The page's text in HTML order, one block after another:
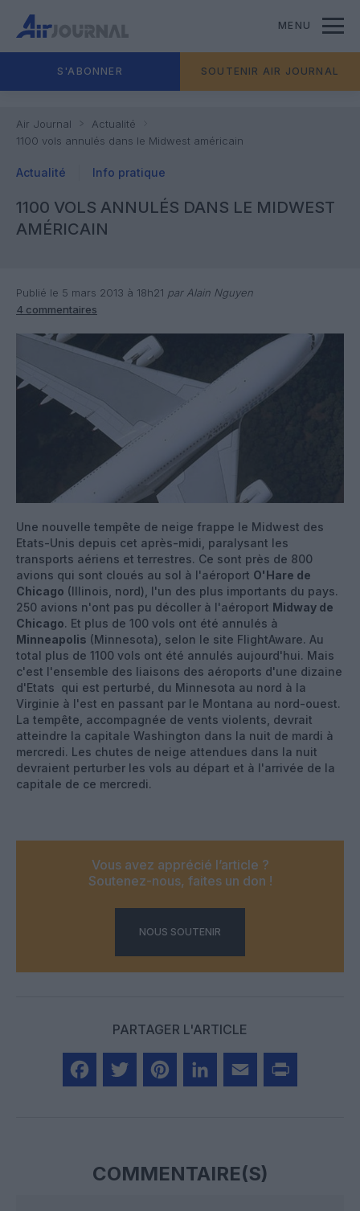
MENU
S'ABONNER SOUTENIR AIR JOURNAL
Air Journal
Actualité
1100 vols annulés dans le Midwest américain
Actualité Info pratique
1100 VOLS ANNULÉS DANS LE MIDWEST
AMÉRICAIN
Publié le 5 mars 2013 à 18h21 par Alain Nguyen
4 commentaires
Une nouvelle tempête de neige frappe le Midwest des
Etats-Unis depuis cet après-midi, paralysant les
transports aériens et terrestres. Ce sont près de 800
avions qui sont cloués au sol à l'aéroport O'Hare de
Chicago (Illinois, nord), l'un des plus importants du pays.
250 avions n'ont pas pu décoller à l'aéroport Midway de
Chicago. Et plus de 100 vols ont été annulés à
Minneapolis (Minnesota), selon le site FlightAware. Au
total plus de 1100 vols ont été annulés aujourd'hui. Mais
c'est l'ensemble des liaisons des aéroports d'une dizaine
d'Etats qui est perturbé, du Minnesota au nord à la
Virginie à l'est en passant par le Montana au nord-ouest.
La tempête, accompagnée de vents violents, devrait
atteindre la capitale Washington dans la nuit de mardi à
mercredi. Les chutes de neige attendues dans la nuit
devraient perturber les vols au départ et à l'arrivée de la
capitale de ce mercredi.
Vous avez apprécié l’article ?
Soutenez-nous, faites un don !
NOUS SOUTENIR
PARTAGER L'ARTICLE
COMMENTAIRE(S)